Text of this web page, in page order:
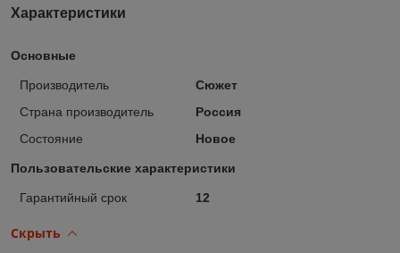
Характеристики
Основные
Производитель
Сюжет
Страна производитель
Россия
Состояние
Новое
Пользовательские характеристики
Гарантийный срок 12
Скрыть